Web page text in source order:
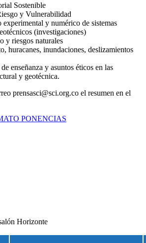
Sostenible
y Vulnerabilidad
experimental y numérico de sistemas
(investigaciones)
y riesgos naturales
huracanes, inundaciones, deslizamientos
enseñanza y asuntos éticos en las
y geotécnica.
prensasci@sci.org.co el resumen en el
PONENCIAS
Horizonte